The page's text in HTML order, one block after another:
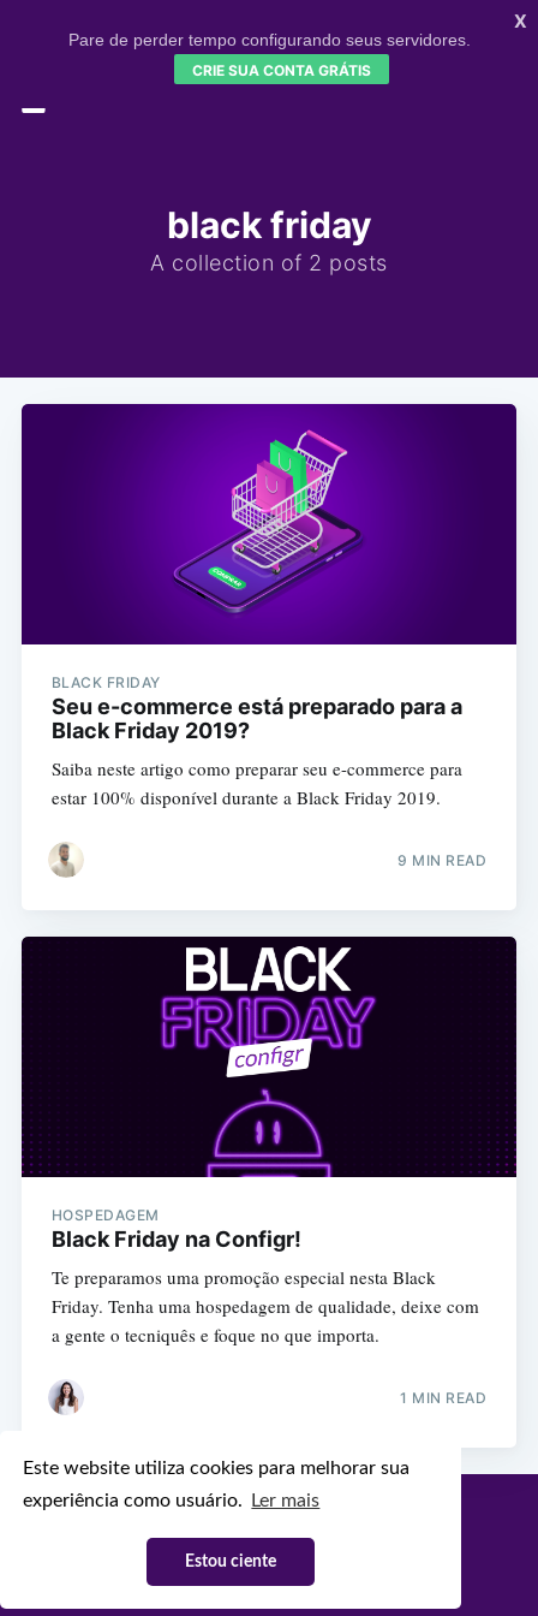
Este website utiliza cookies para melhorar sua
experiência como usuário.
Ler mais
Estou ciente
Pare de perder tempo configurando seus servidores.
CRIE SUA CONTA GRÁTIS
X
black friday
A collection of 2 posts
BLACK FRIDAY
Seu e-commerce está preparado para a
Black Friday 2019?
Saiba neste artigo como preparar seu e-commerce para
estar 100% disponível durante a Black Friday 2019.
9 MIN READ
HOSPEDAGEM
Black Friday na Configr!
Te preparamos uma promoção especial nesta Black
Friday. Tenha uma hospedagem de qualidade, deixe com
a gente o tecniquês e foque no que importa.
1 MIN READ
Configr Blog© 2026
Latest Posts
Facebook